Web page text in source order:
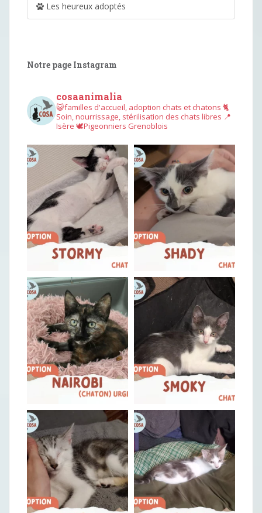
Les heureux adoptés
Notre page Instagram
cosaanimalia
😺familles d'accueil, adoption chats et chatons 🐈
Soin, nourrissage, stérilisation des chats libres 📍
Isère 🕊︎Pigeonniers Grenoblois